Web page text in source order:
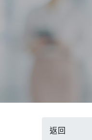
返回